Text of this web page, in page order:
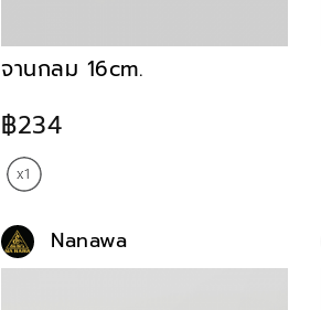
จานกลม 16cm.
฿234
Nanawa